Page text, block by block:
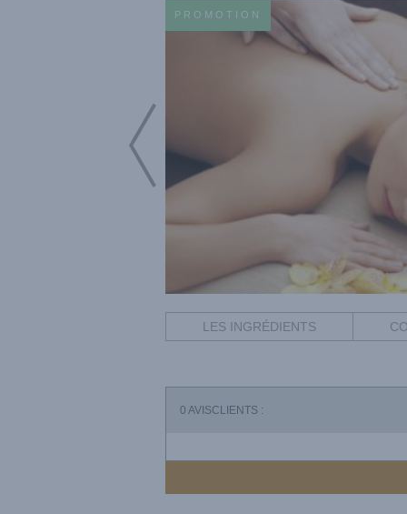
PROMOTION
LES INGRÉDIENTS
0 AVISCLIENTS :